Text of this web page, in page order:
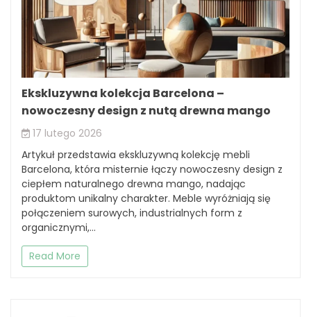
Ekskluzywna kolekcja Barcelona –
nowoczesny design z nutą drewna mango
17 lutego 2026
Artykuł przedstawia ekskluzywną kolekcję mebli
Barcelona, która misternie łączy nowoczesny design z
ciepłem naturalnego drewna mango, nadając
produktom unikalny charakter. Meble wyróżniają się
połączeniem surowych, industrialnych form z
organicznymi,...
Read More